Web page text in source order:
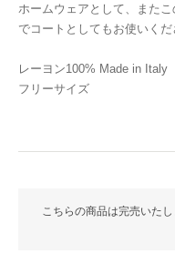
ホームウェアとして、また
でコートとしてもお使いくだ
レーヨン100% Made in Italy
フリーサイズ
こちらの商品は完売いた